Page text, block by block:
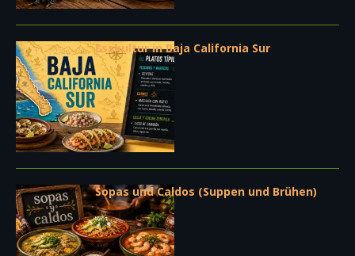
Esskultur in Baja California Sur
Sopas und Caldos (Suppen und Brühen)